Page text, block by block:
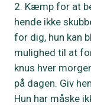
Kæmp for at
hende ikke
for dig, hun kan
mulighed til at
knus hver
på dagen. Giv
Hun har måske